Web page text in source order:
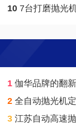
107台打磨抛光机
1伽华品牌的翻
2全自动抛光机
3江苏自动高速